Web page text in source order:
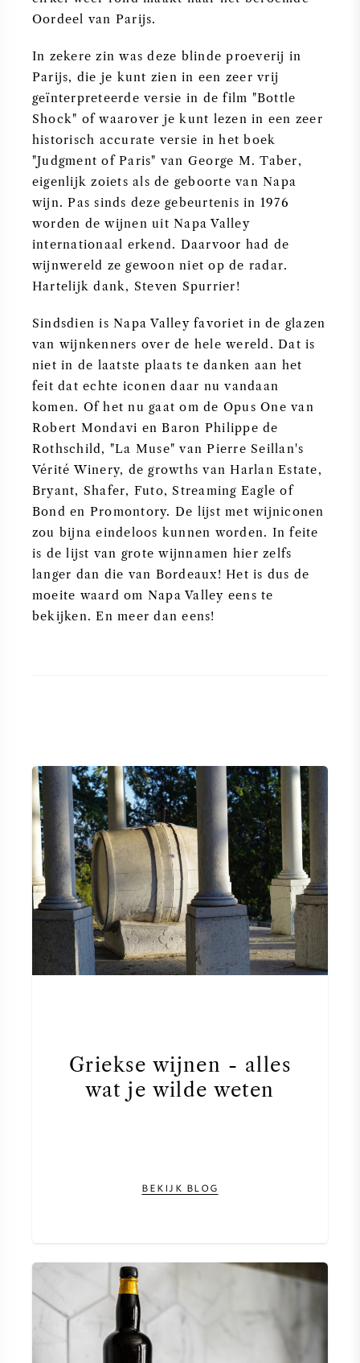
Oordeel van Parijs.
In zekere zin was deze blinde proeverij in
Parijs, die je kunt zien in een zeer vrij
geïnterpreteerde versie in de film "Bottle
Shock" of waarover je kunt lezen in een zeer
historisch accurate versie in het boek
"Judgment of Paris" van George M. Taber,
eigenlijk zoiets als de geboorte van Napa
wijn. Pas sinds deze gebeurtenis in 1976
worden de wijnen uit Napa Valley
internationaal erkend. Daarvoor had de
wijnwereld ze gewoon niet op de radar.
Hartelijk dank, Steven Spurrier!
Sindsdien is Napa Valley favoriet in de glazen
van wijnkenners over de hele wereld. Dat is
niet in de laatste plaats te danken aan het
feit dat echte iconen daar nu vandaan
komen. Of het nu gaat om de Opus One van
Robert Mondavi en Baron Philippe de
Rothschild, "La Muse" van Pierre Seillan's
Vérité Winery, de growths van Harlan Estate,
Bryant, Shafer, Futo, Streaming Eagle of
Bond en Promontory. De lijst met wijniconen
zou bijna eindeloos kunnen worden. In feite
is de lijst van grote wijnnamen hier zelfs
langer dan die van Bordeaux! Het is dus de
moeite waard om Napa Valley eens te
bekijken. En meer dan eens!
Griekse wijnen - alles
wat je wilde weten
BEKIJK BLOG